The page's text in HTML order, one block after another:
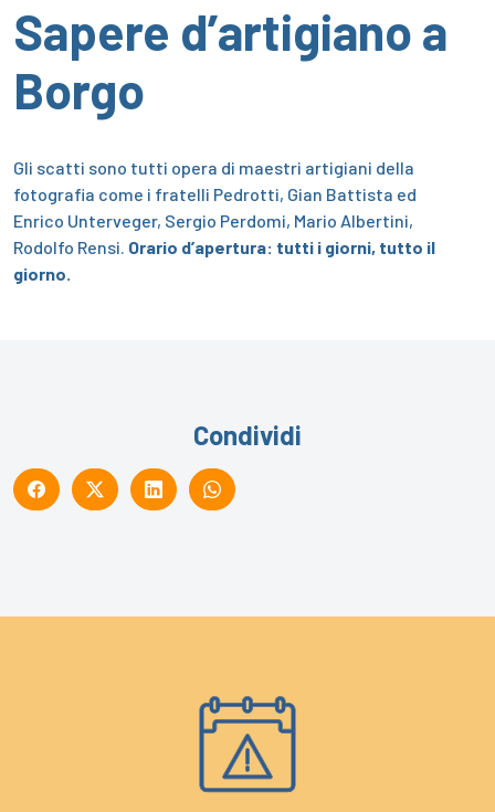
Sapere d’artigiano a
Borgo
Gli scatti sono tutti opera di maestri artigiani della
fotografia come i fratelli Pedrotti, Gian Battista ed
Enrico Unterveger, Sergio Perdomi, Mario Albertini,
Rodolfo Rensi. Orario d’apertura: tutti i giorni, tutto il
giorno.
Condividi